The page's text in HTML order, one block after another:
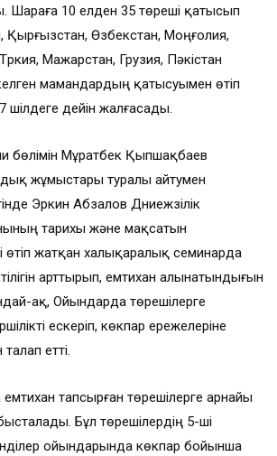
Шараға 10 елден 35 төреші қатысып
Қырғызстан, Өзбекстан, Моңғолия,
Мажарстан, Грузия, Пәкістан
мамандардың қатысуымен өтіп
шілдеге дейін жалғасады.
бөлімін Мұратбек Қыпшақбаев
жұмыстары туралы айтумен
Эркин Абзалов Дүниежүзілік
тарихы және мақсатын
өтіп жатқан халықаралық семинарда
арттырып, емтихан алынатындығын
ақ, Ойындарда төрешілерге
ескеріп, көкпар ережелеріне
етті.
тапсырған төрешілерге арнайы
Бұл төрешілердің 5-ші
ойындарында көкпар бойынша